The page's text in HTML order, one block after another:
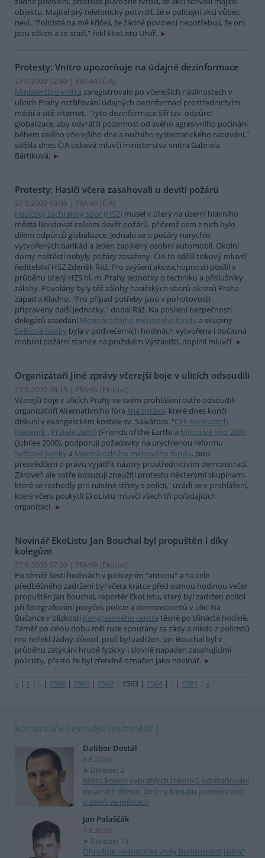
objektu. Majitel prý telefonicky potvrdil, že o policejní akci vůbec
neví. "Policisté na mě křičeli, že žádné povolení nepotřebují, že oni
jsou zákon a to stačí," řekl EkoListu Uhlíř.
Protesty: Vnitro upozorňuje na údajné dezinformace
27.9.2000 12:30 | PRAHA (ČIA)
Ministerstvo vnitra zaregistrovalo po včerejších násilnostech v
ulicích Prahy rozšiřování údajných dezinformací prostřednictvím
médií a sítě internet. "Tyto dezinformace šíří tzv. odpůrci
globalizace, aby odvrátili pozornost od svého agresivního počínání
během celého včerejšího dne a nočního systematického rabování,"
sdělila dnes ČIA tisková mluvčí ministerstva vnitra Gabriela
Bártíková.
Protesty: Hasiči včera zasahovali u devíti požárů
27.9.2000 10:05 | PRAHA (ČIA)
Hasičský záchranný sbor (HSZ) musel v úterý na území hlavního
města likvidovat celkem devět požárů, přičemž osm z nich bylo
dílem odpůrců globalizace. Jednalo se o požáry narychlo
vytvořených barikád a jeden zapálený osobní automobil. Okolní
domy naštěstí nebyly požáry zasaženy. ČIA to sdělil tiskový mluvčí
ředitelství HSZ Zdeněk Ráž. Pro zvýšení akceschopnosti posílil v
průběhu úterý HZS hl. m. Prahy jednotky o techniku a příslušníky
zálohy. Povolány byly též zálohy hasičských sborů okresů Praha-
západ a Kladno. "Pro případ potřeby jsou v pohotovosti
připraveny další jednotky," dodal Ráž. Na posílení bezpečnosti
delegátů zasedání Mezinárodního měnového fondu a skupiny
Světové banky byla v podvečerních hodinách vytvořena i dočasná
mobilní požární stanice na pražském Výstavišti, doplnil mluvčí.
Organizátoři Jiné zprávy včerejší boje v ulicích odsoudili
27.9.2000 08:15 | PRAHA (EkoList)
Včerejší boje v ulicích Prahy ve svém prohlášení ostře odsoudili
organizátoři Alternativního fóra Jiná zpráva, které dnes končí
diskusí v evangelickém kostele sv. Salvátora. "CEE Bankwatch
Network , Přátelé Země(Friends of the Earth) a Milostivé léto 2000
(Jubilee 2000), podporují požadavky na urychlenou reformu
Světové banky a Mezinárodního měnového fondu. Jsou
přesvědčeni o právu vyjádřit názory prostřednictvím demonstrací.
Zároveň ale ostře odsuzují zneužití protestu některými skupinami,
které se rozhodly pro násilné střety s policii," uvádí se v prohlášení,
které včera poskytli EkoListu mluvčí všech tří pořádajících
organizací.
Novinář EkoListu Jan Bouchal byl propuštěn i díky
kolegům
27.9.2000 07:00 | PRAHA (EkoList)
Po téměř šesti hodinách v policejním "antonu" a na cele
předběžného zadržení byl včera krátce před osmou hodinou večer
propuštěn Jan Bouchal, reportér EkoListu, který byl zadržen policií
při fotografování potyček policie a demonstrantů v ulici Na
Bučance v blízkosti Kongresového centra těsně po třinácté hodině.
Téměř po celou dobu měl ruce spoutány za zády a nikdo z policistů
mu neřekl žádný důvod, proč byl zadržen. Jan Bouchal byl v
průběhu zatýkání hrubě fyzicky i slovně napaden zasahujícími
policisty, přesto že byl zřetelně označen jako novinář.
« | 1 | .. | 1560 | 1561 | 1562 | 1563 | 1564 | .. | 1581 | »
komentáře nejnovější nejčtenější
Dalibor Dostál
8.8.2026
Diskuse: 2
Místo kosení vyprahlých trávníků odstraňování
invazních dřevin. Změny klimatu promění péči
o zeleň ve městech
Jan Palaščák
7.8.2026
Diskuse: 13
Ohrožuje nedostatek vody budoucnost jádra?